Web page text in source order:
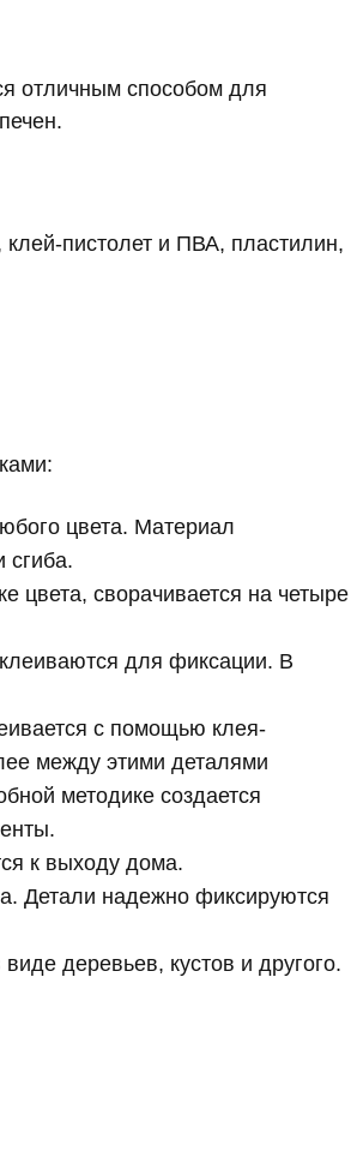
отличным способом для
пистолет и ПВА, пластилин,
цвета. Материал
сгиба.
цвета, сворачивается на четыре
для фиксации. В
с помощью клея-
между этими деталями
методике создается
к выходу дома.
Детали надежно фиксируются
деревьев, кустов и другого.